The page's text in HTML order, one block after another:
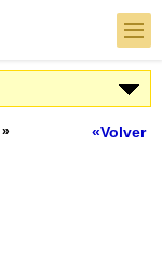
«Volver
»